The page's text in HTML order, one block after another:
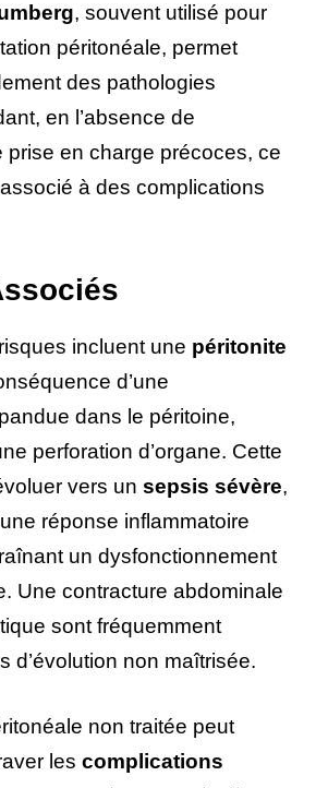
, souvent utilisé pour
péritonéale, permet
des pathologies
en l’absence de
prise en charge précoces, ce
à des complications
incluent une péritonite
d’une
dans le péritoine,
perforation d’organe. Cette
vers un sepsis sévère,
réponse inflammatoire
un dysfonctionnement
Une contracture abdominale
sont fréquemment
d’évolution non maîtrisée.
non traitée peut
les complications